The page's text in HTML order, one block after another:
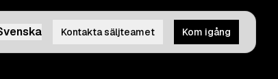
Kontakta säljteamet Kom igång